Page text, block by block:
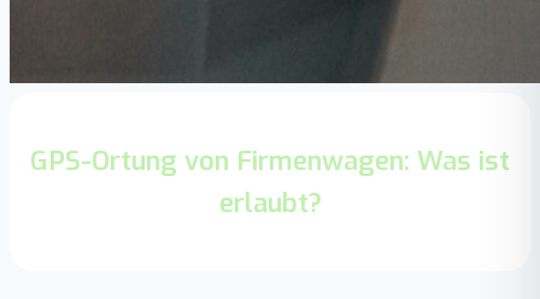
GPS-Ortung von Firmenwagen: Was ist
erlaubt?